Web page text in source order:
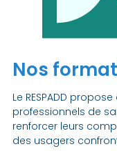
Nos
Le RESPADD
professionnels de
renforcer leurs
des usagers